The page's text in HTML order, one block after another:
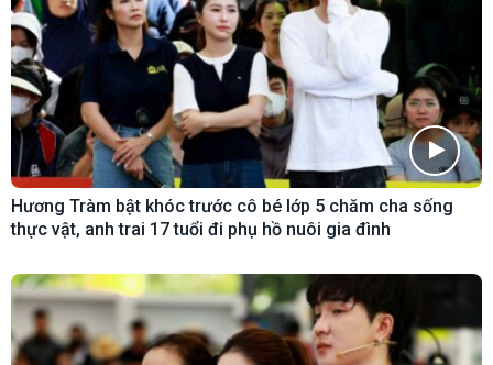
Hương Tràm bật khóc trước cô bé lớp 5 chăm cha sống
thực vật, anh trai 17 tuổi đi phụ hồ nuôi gia đình